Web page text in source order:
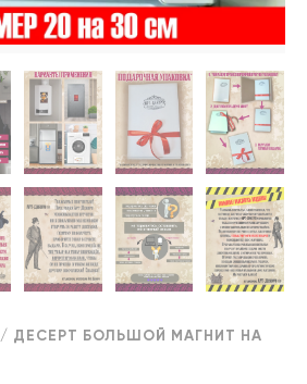
/ ДЕСЕРТ БОЛЬШОЙ МАГНИТ НА